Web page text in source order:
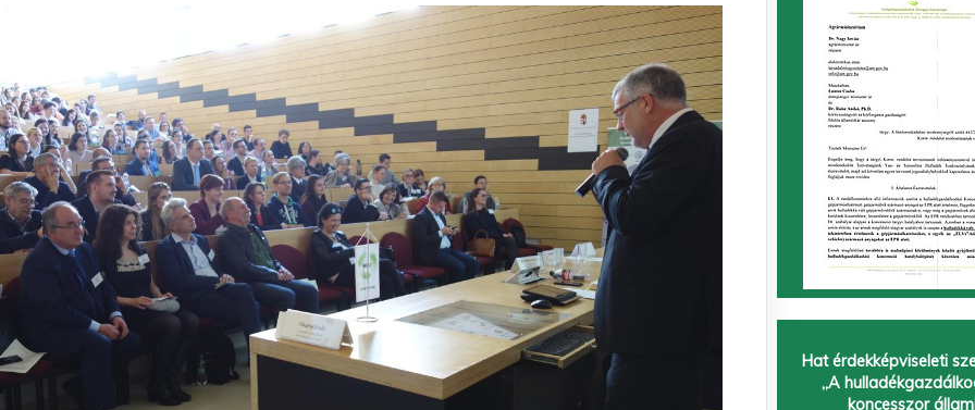
Hat érdekképviseleti
„A
koncesszor